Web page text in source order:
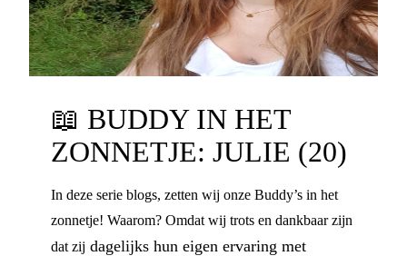
📖 BUDDY IN HET
ZONNETJE: JULIE (20)
In deze serie blogs, zetten wij onze Buddy’s in het
zonnetje! Waarom? Omdat wij trots en dankbaar zijn
dat zij dagelijks hun eigen ervaring met